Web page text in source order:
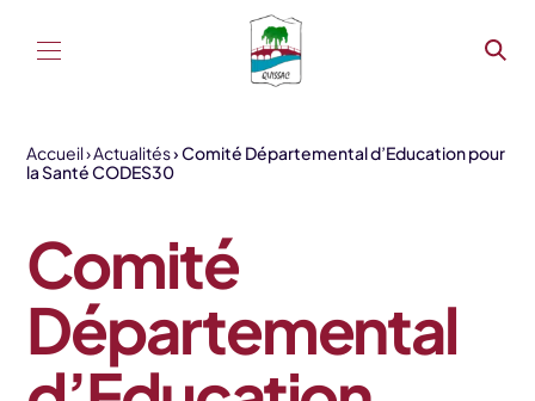
Accueil Actualités Comité Départemental d’Education pour
la Santé CODES30
Comité
Départemental